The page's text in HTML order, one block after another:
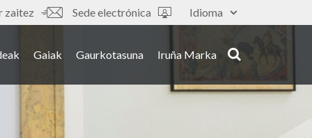
Idioma
zaitez Sede electrónica
Gaiak Gaurkotasuna Iruña Marka